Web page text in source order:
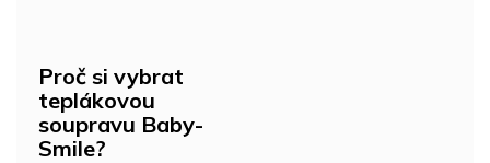
Proč si vybrat
teplákovou
soupravu Baby-
Smile?